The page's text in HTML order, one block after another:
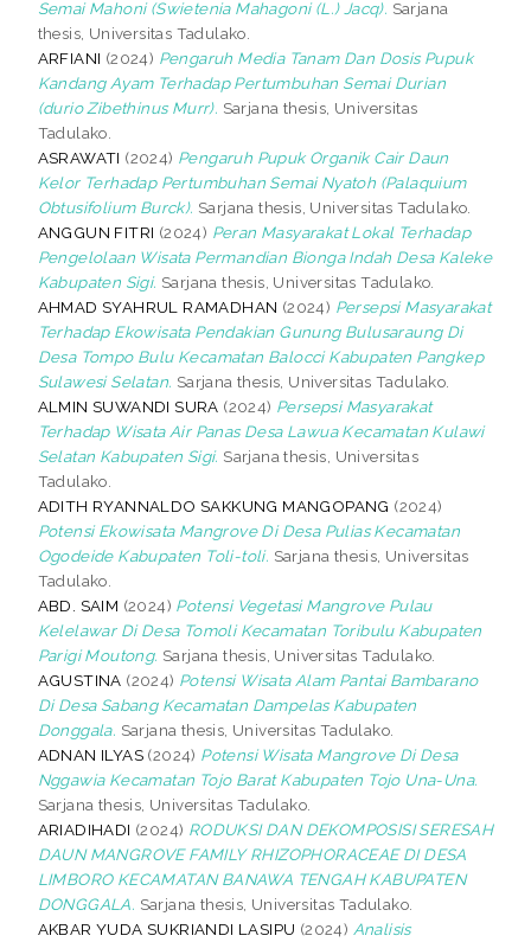
Semai Mahoni (Swietenia Mahagoni (L.) Jacq). Sarjana
thesis, Universitas Tadulako.
ARFIANI (2024) Pengaruh Media Tanam Dan Dosis Pupuk
Kandang Ayam Terhadap Pertumbuhan Semai Durian
(durio Zibethinus Murr). Sarjana thesis, Universitas
Tadulako.
ASRAWATI (2024) Pengaruh Pupuk Organik Cair Daun
Kelor Terhadap Pertumbuhan Semai Nyatoh (Palaquium
Obtusifolium Burck). Sarjana thesis, Universitas Tadulako.
ANGGUN FITRI (2024) Peran Masyarakat Lokal Terhadap
Pengelolaan Wisata Permandian Bionga Indah Desa Kaleke
Kabupaten Sigi. Sarjana thesis, Universitas Tadulako.
AHMAD SYAHRUL RAMADHAN (2024) Persepsi Masyarakat
Terhadap Ekowisata Pendakian Gunung Bulusaraung Di
Desa Tompo Bulu Kecamatan Balocci Kabupaten Pangkep
Sulawesi Selatan. Sarjana thesis, Universitas Tadulako.
ALMIN SUWANDI SURA (2024) Persepsi Masyarakat
Terhadap Wisata Air Panas Desa Lawua Kecamatan Kulawi
Selatan Kabupaten Sigi. Sarjana thesis, Universitas
Tadulako.
ADITH RYANNALDO SAKKUNG MANGOPANG (2024)
Potensi Ekowisata Mangrove Di Desa Pulias Kecamatan
Ogodeide Kabupaten Toli-toli. Sarjana thesis, Universitas
Tadulako.
ABD. SAIM (2024) Potensi Vegetasi Mangrove Pulau
Kelelawar Di Desa Tomoli Kecamatan Toribulu Kabupaten
Parigi Moutong. Sarjana thesis, Universitas Tadulako.
AGUSTINA (2024) Potensi Wisata Alam Pantai Bambarano
Di Desa Sabang Kecamatan Dampelas Kabupaten
Donggala. Sarjana thesis, Universitas Tadulako.
ADNAN ILYAS (2024) Potensi Wisata Mangrove Di Desa
Nggawia Kecamatan Tojo Barat Kabupaten Tojo Una-Una.
Sarjana thesis, Universitas Tadulako.
ARIADIHADI (2024) RODUKSI DAN DEKOMPOSISI SERESAH
DAUN MANGROVE FAMILY RHIZOPHORACEAE DI DESA
LIMBORO KECAMATAN BANAWA TENGAH KABUPATEN
DONGGALA. Sarjana thesis, Universitas Tadulako.
AKBAR YUDA SUKRIANDI LASIPU (2024) Analisis